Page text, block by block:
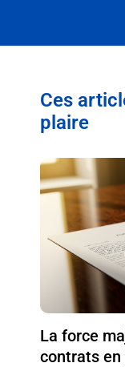
Ces
plaire
La force
contrats en